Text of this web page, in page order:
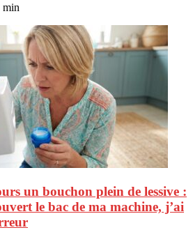
min
un bouchon plein de lessive :
le bac de ma machine, j’ai